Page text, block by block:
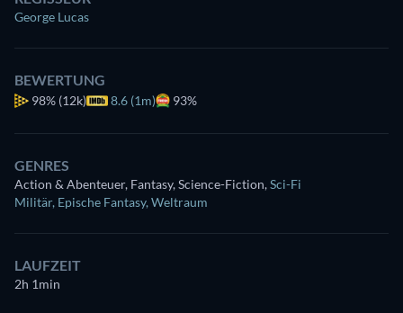
George Lucas
BEWERTUNG
98% (12k) 8.6 (1m) 93%
GENRES
Action & Abenteuer, Fantasy, Science-Fiction,Sci-Fi
Militär, Epische Fantasy, Weltraum
LAUFZEIT
2h 1min